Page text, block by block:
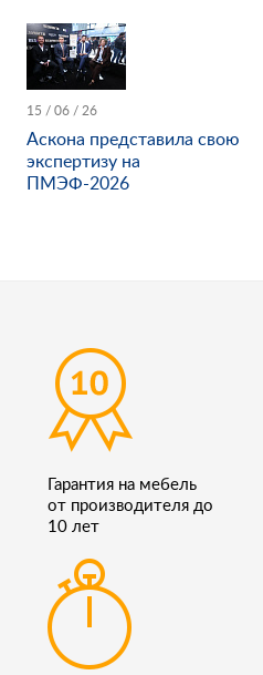
15 / 06 / 26
Аскона представила свою
экспертизу на
ПМЭФ-2026
Гарантия на мебель
от производителя до
10 лет